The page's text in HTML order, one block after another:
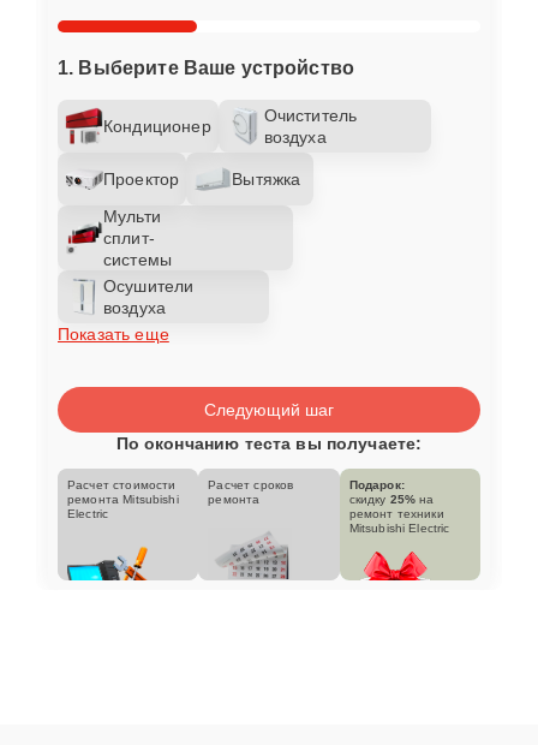
1. Выберите Ваше устройство
Кондиционер
Очиститель
воздуха
Проектор
Вытяжка
Мульти
сплит-
системы
Осушители
воздуха
Показать еще
Следующий шаг
По окончанию теста вы получаете:
Расчет стоимости
ремонта Mitsubishi
Electric
Расчет сроков
ремонта
Подарок:
скидку 25% на
ремонт техники
Mitsubishi Electric